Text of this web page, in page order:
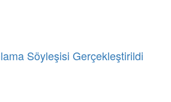
Söyleşisi Gerçekleştirildi